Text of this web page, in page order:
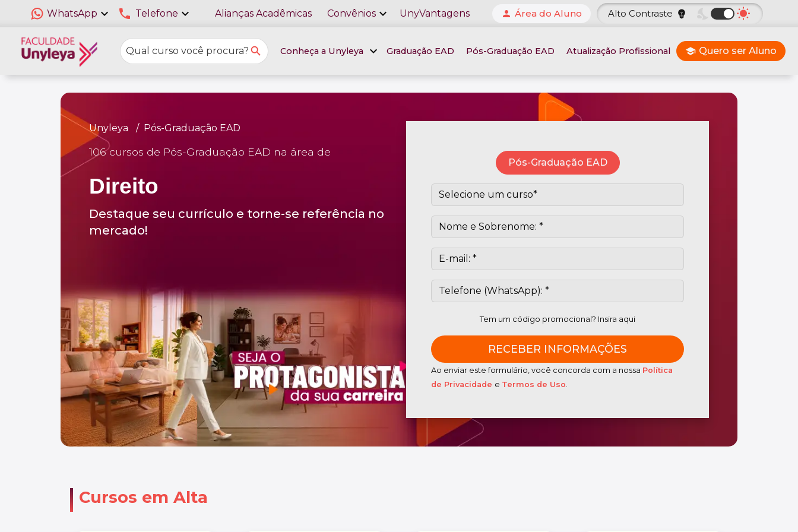
WhatsApp expand_more phone Telefone expand_more Alianças Acadêmicas Convênios expand_more UnyVantagens person Área do Aluno Alto Contraste emoji_objects wb_sunny
Conheça a Unyleya expand_more Graduação EAD Pós-Graduação EAD Atualização Profissional school Quero ser Aluno
Unyleya Pós-Graduação EAD
106 cursos de Pós-Graduação EAD na área de
Direito
Destaque seu currículo e torne-se referência no
mercado!
Pós-Graduação EAD
Tem um código promocional? Insira aqui
Ao enviar este formulário, você concorda com a nossa Política
de Privacidade e Termos de Uso.
Cursos em Alta